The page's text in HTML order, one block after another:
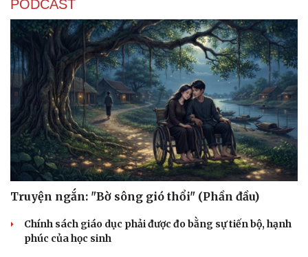
Cải chính
PODCAST
Truyện ngắn: "Bờ sông gió thổi" (Phần đầu)
Chính sách giáo dục phải được đo bằng sự tiến bộ, hạnh
phúc của học sinh